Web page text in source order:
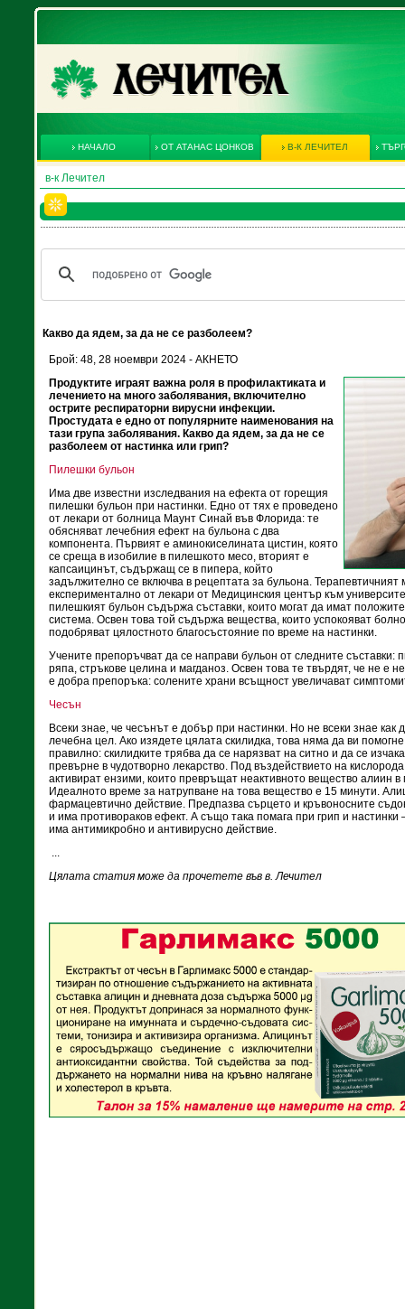
НАЧАЛО ОТ АТАНАС ЦОНКОВ В-К ЛЕЧИТЕЛ
в-к Лечител
Какво да ядем, за да не се разболеем?
Брой: 48, 28 ноември 2024 - АКНЕТО
Продуктите играят важна роля в профилактиката и
лечението на много заболявания, включително
острите респираторни вирусни инфекции.
Простудата е едно от популярните наименования на
тази група заболявания. Какво да ядем, за да не се
разболеем от настинка или грип?
Пилешки бульон
Има две известни изследвания на ефекта от горещия
пилешки бульон при настинки. Едно от тях е проведено
от лекари от болница Маунт Синай във Флорида: те
обясняват лечебния ефект на бульона с два
компонента. Първият е аминокиселината цистин, която
се среща в изобилие в пилешкото месо, вторият е
капсаицинът, съдържащ се в пипера, който
задължително се включва в рецептата за бульона.
експериментално от лекари от Медицинския център към
пилешкият бульон съдържа съставки, които могат да имат
система. Освен това той съдържа вещества, които успокояват
подобряват цялостното благосъстояние по време на настинки.
Учените препоръчват да се направи бульон от следните съставки:
ряпа, стръкове целина и магданоз. Освен това те твърдят, че не е
е добра препоръка: солените храни всъщност увеличават
Чесън
Всеки знае, че чесънът е добър при настинки. Но не всеки знае как
лечебна цел. Ако изядете цялата скилидка, това няма да ви
правилно: скилидките трябва да се нарязват на ситно и да се
превърне в чудотворно лекарство. Под въздействието на
активират ензими, които превръщат неактивното вещество алиин
Идеалното време за натрупване на това вещество е 15 минути.
фармацевтично действие. Предпазва сърцето и кръвоносните
и има противораков ефект. А също така помага при грип и настинки
има антимикробно и антивирусно действие.
...
Цялата статия може да прочетете във в. Лечител